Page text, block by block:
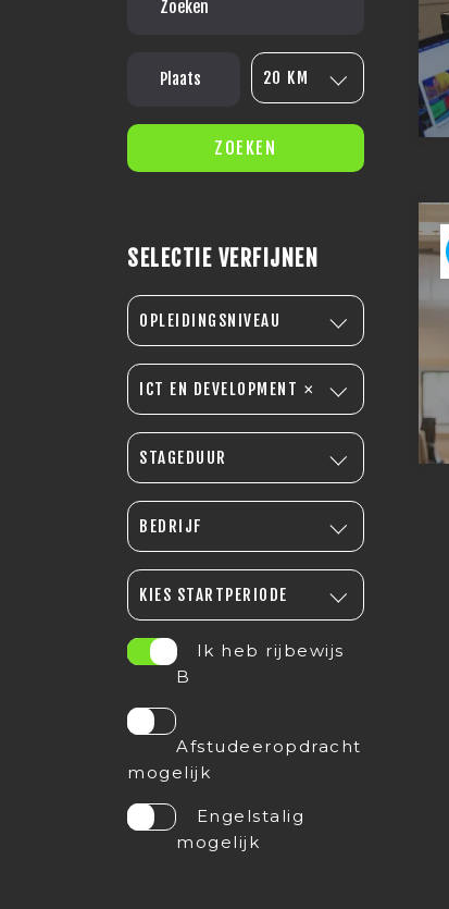
20 KM
ZOEKEN
SELECTIE VERFIJNEN
OPLEIDINGSNIVEAU
ICT EN DEVELOPMENT ×
STAGEDUUR
BEDRIJF
KIES STARTPERIODE
Ik heb rijbewijs
B
Afstudeeropdracht
mogelijk
Engelstalig
mogelijk